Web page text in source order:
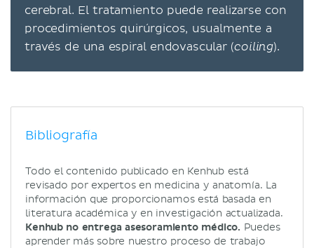
cerebral. El tratamiento puede realizarse con
procedimientos quirúrgicos, usualmente a
través de una espiral endovascular (coiling).
Bibliografía
Todo el contenido publicado en Kenhub está
revisado por expertos en medicina y anatomía. La
información que proporcionamos está basada en
literatura académica y en investigación actualizada.
Kenhub no entrega asesoramiento médico. Puedes
aprender más sobre nuestro proceso de trabajo